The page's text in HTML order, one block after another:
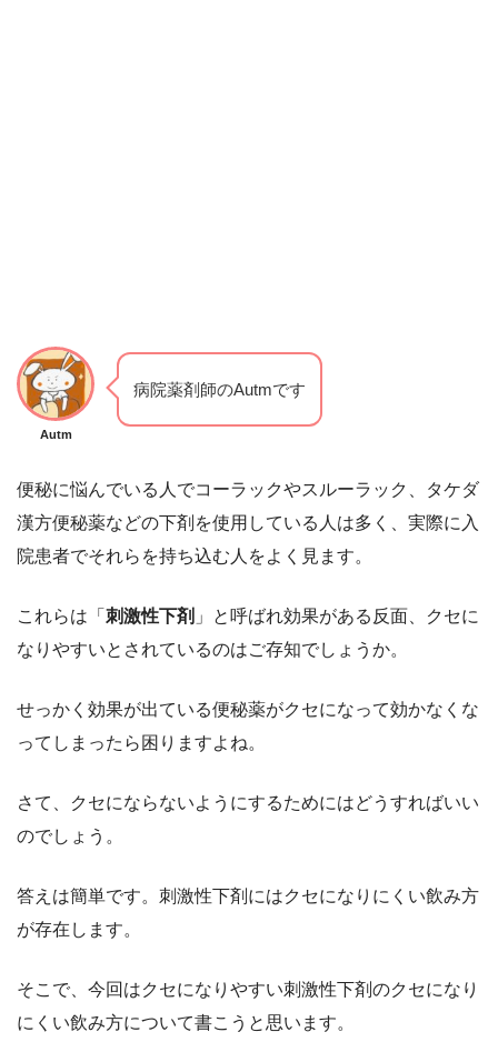
Autm
病院薬剤師のAutmです
便秘に悩んでいる人でコーラックやスルーラック、タケダ
漢方便秘薬などの下剤を使用している人は多く、実際に入
院患者でそれらを持ち込む人をよく見ます。
これらは「 刺激性下剤 」と呼ばれ効果がある反面、クセに
なりやすいとされているのはご存知でしょうか。
せっかく効果が出ている便秘薬がクセになって効かなくな
ってしまったら困りますよね。
さて、クセにならないようにするためにはどうすればいい
のでしょう。
答えは簡単です。刺激性下剤にはクセになりにくい飲み方
が存在します。
そこで、今回はクセになりやすい刺激性下剤のクセになり
にくい飲み方について書こうと思います。